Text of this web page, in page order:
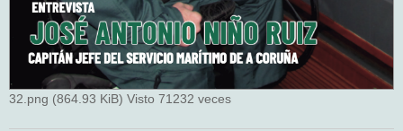
32.png (864.93 KiB) Visto 71232 veces